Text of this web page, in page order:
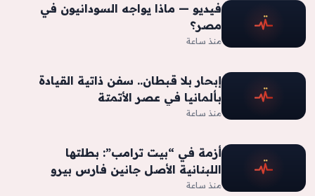
فيديو — ماذا يواجه السودانيون في
مصر؟
منذ ساعة
إبحار بلا قبطان.. سفن ذاتية القيادة
بألمانيا في عصر الأتمتة
منذ ساعة
أزمة في “بيت ترامب”: بطلتها
اللبنانية الأصل جانين فارس بيرو
منذ ساعة